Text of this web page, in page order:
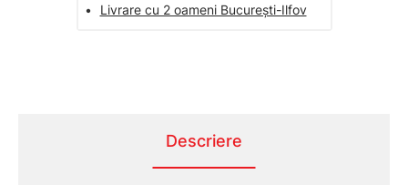
•
Livrare cu 2 oameni București-Ilfov
Descriere